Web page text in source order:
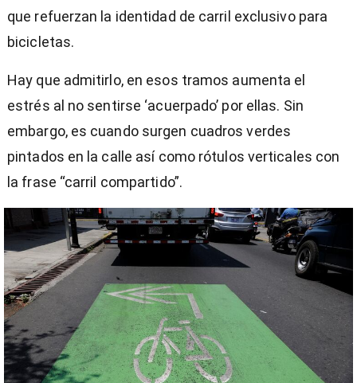
que refuerzan la identidad de carril exclusivo para
bicicletas.
Hay que admitirlo, en esos tramos aumenta el
estrés al no sentirse ‘acuerpado’ por ellas. Sin
embargo, es cuando surgen cuadros verdes
pintados en la calle así como rótulos verticales con
la frase “carril compartido”.